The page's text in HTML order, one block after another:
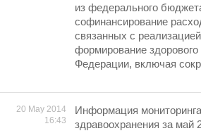
из федерального
софинансирование
связанных с
формирование
Федерации, включая
20 May 2014
16:43
Информация
здравоохранения за май